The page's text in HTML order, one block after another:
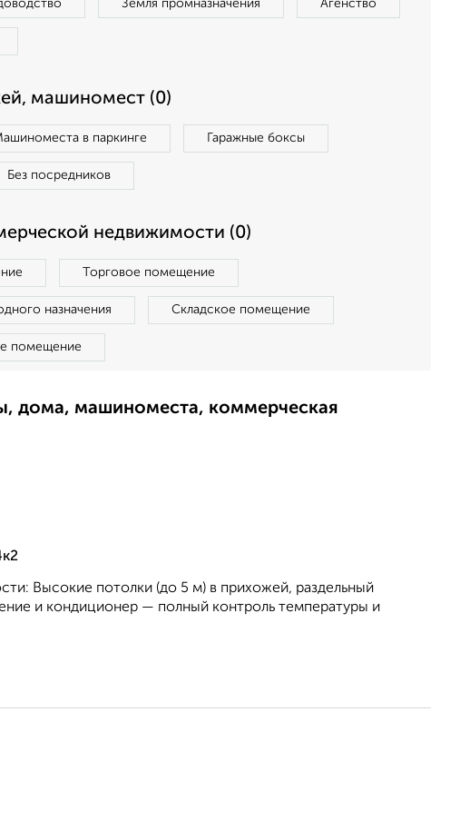
Земля промназначения Агенство
машиномест (0)
в паркинге Гаражные боксы
Без посредников
недвижимости (0)
Торговое помещение
назначения Складское помещение
помещение
дома, машиноместа, коммерческая
Высокие потолки (до 5 м) в прихожей, раздельный
и кондиционер — полный контроль температуры и